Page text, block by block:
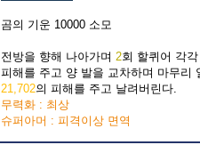
곰의 기운 10000 소모
전방을 향해 나아가며 2회 할퀴어 각
피해를 주고 양 발을 교차하며 마무리
21,702의 피해를 주고 날려버린다.
무력화 : 최상
슈퍼아머 : 피격이상 면역